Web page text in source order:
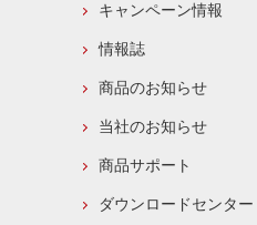
キャンペーン情報
情報誌
商品のお知らせ
当社のお知らせ
商品サポート
ダウンロードセンター